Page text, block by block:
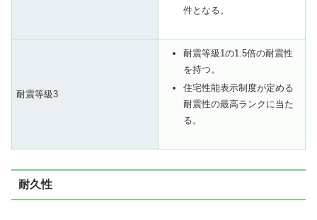
件となる。
耐震等級3
耐震等級1の1.5倍の耐震性
を持つ。
住宅性能表示制度が定める
耐震性の最高ランクに当た
る。
耐久性